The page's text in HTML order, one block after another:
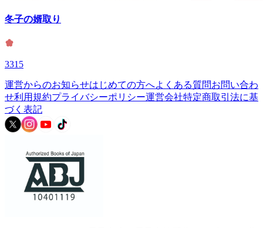
冬子の婿取り
3315
運営からのお知らせはじめての方へよくある質問お問い合わ
せ利用規約プライバシーポリシー運営会社特定商取引法に基
づく表記